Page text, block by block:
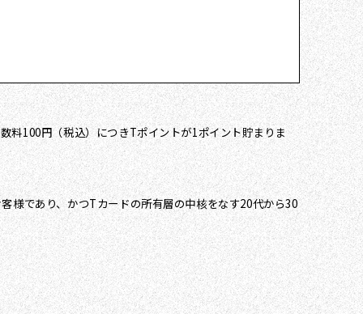
料100円（税込）につきTポイントが1ポイント貯まりま
様であり、かつTカードの所有層の中核をなす20代から30